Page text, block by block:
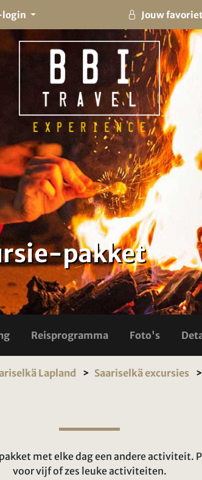
Jouw
pakket
Reisprogramma Foto's
Lapland Saariselkä excursies
met elke dag een andere activiteit.
voor vijf of zes leuke activiteiten.